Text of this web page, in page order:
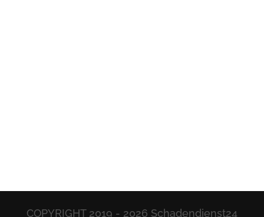
COPYRIGHT 2019 - 2026 Schadendienst24